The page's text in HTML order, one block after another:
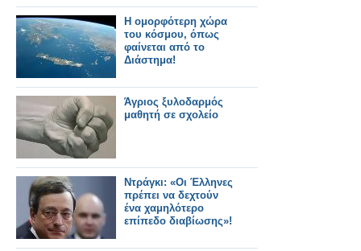
Η ομορφότερη χώρα
του κόσμου, όπως
φαίνεται από το
Διάστημα!
Άγριος ξυλοδαρμός
μαθητή σε σχολείο
Ντράγκι: «Οι Έλληνες
πρέπει να δεχτούν
ένα χαμηλότερο
επίπεδο διαβίωσης»!